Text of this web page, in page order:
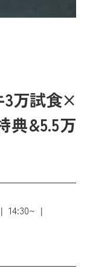
3万試食×
典&5.5万
14:30~